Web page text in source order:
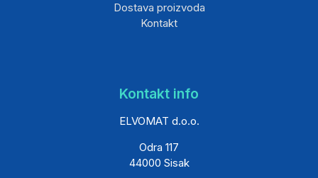
Dostava proizvoda
Kontakt
Kontakt info
ELVOMAT d.o.o.
Odra 117
44000 Sisak